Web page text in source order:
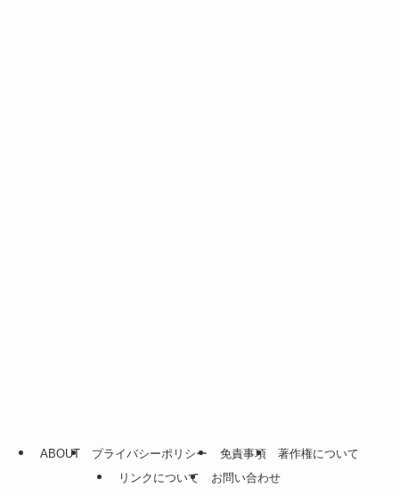
ABOUT プライバシーポリシー 免責事項
著作権について
リンクについて
お問い合わせ